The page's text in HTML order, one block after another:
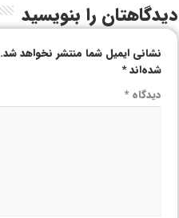
دیدگاهتان را بنویسید
نشانی ایمیل شما منتشر نخواهد شد.
شده‌اند*
دیدگاه*